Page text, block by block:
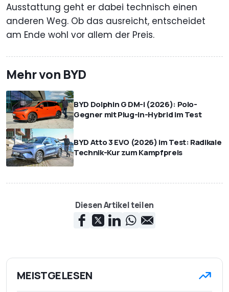
Ausstattung geht er dabei technisch einen
anderen Weg. Ob das ausreicht, entscheidet
am Ende wohl vor allem der Preis.
Mehr von BYD
BYD Dolphin G DM-i (2026): Polo-
Gegner mit Plug-in-Hybrid im Test
BYD Atto 3 EVO (2026) im Test: Radikale
Technik-Kur zum Kampfpreis
Diesen Artikel teilen
MEISTGELESEN